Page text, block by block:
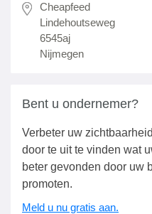
Cheapfeed
Lindehoutseweg
6545aj
Nijmegen
Bent u ondernemer?
Verbeter uw
door te uit te vinden wat
beter gevonden door uw
promoten.
Meld u nu gratis aan.